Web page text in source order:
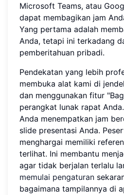
Microsoft Teams, atau
dapat membagikan jam
Yang pertama adalah
Anda, tetapi ini terkadang
pemberitahuan pribadi.
Pendekatan yang lebih
membuka alat kami di
dan menggunakan fitur
perangkat lunak rapat
Anda menempatkan jam
slide presentasi Anda.
menghargai memiliki
terlihat. Ini membantu
agar tidak berjalan terlalu
memulai pengaturan
bagaimana tampilannya di